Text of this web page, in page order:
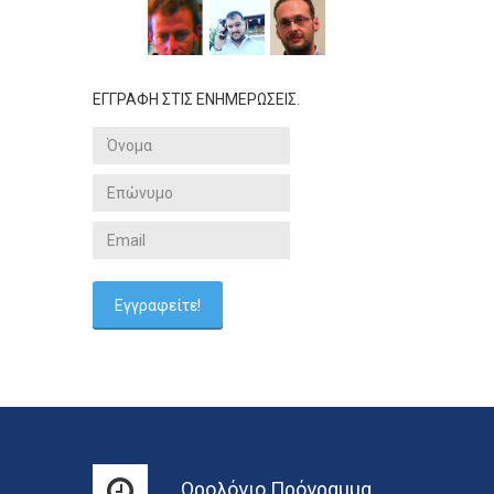
ΕΓΓΡΑΦΗ ΣΤΙΣ ΕΝΗΜΕΡΩΣΕΙΣ.